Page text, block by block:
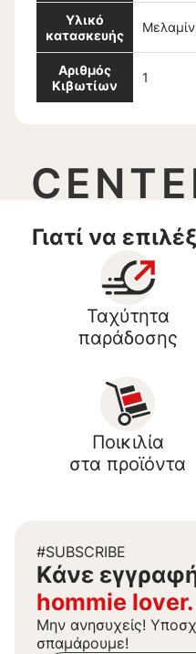
Υλικό
κατασκευής
Αριθμός
Κιβωτίων
1
Γιατί να
Ταχύτητα
παράδοσης
Ποικιλία
στα προϊόντα
#SUBSCRIBE
Kάνε
hommie lover.
Μην ανησυχείς!
σπαμάρουμε!